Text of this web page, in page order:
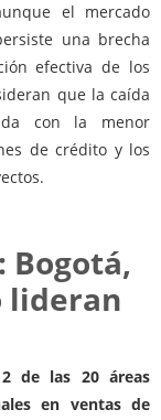
el mercado
una brecha
efectiva de los
que la caída
con la menor
de crédito y los
Bogotá,
lideran
de las 20 áreas
en ventas de